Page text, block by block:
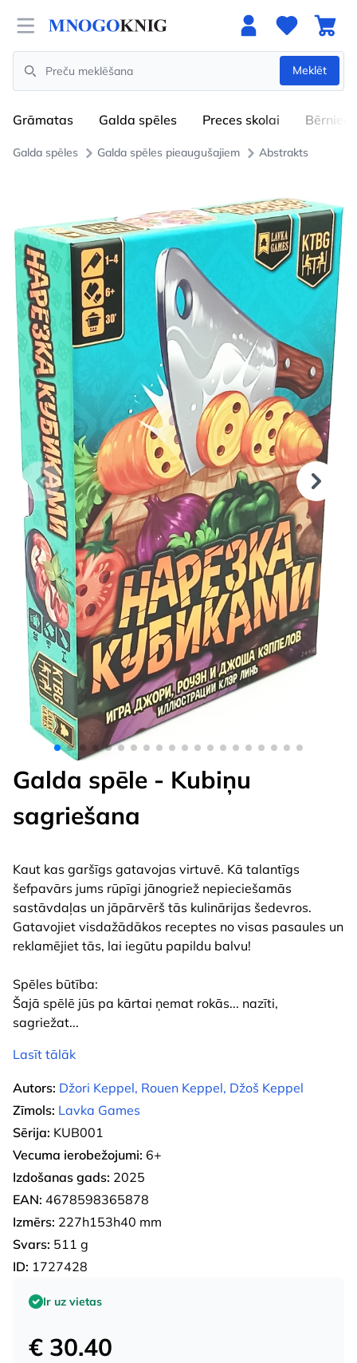
Open menu
Search
Meklēt
Grāmatas Galda spēles Preces skolai Bērniem
Galda spēles Galda spēles pieaugušajiem Abstrakts
Galda spēle - Kubiņu
sagriešana
Kaut kas garšīgs gatavojas virtuvē. Kā talantīgs
šefpavārs jums rūpīgi jānogriež nepieciešamās
sastāvdaļas un jāpārvērš tās kulinārijas šedevros.
Gatavojiet visdažādākos receptes no visas pasaules un
reklamējiet tās, lai iegūtu papildu balvu!
Spēles būtība:
Šajā spēlē jūs pa kārtai ņemat rokās... nazīti,
sagriežat...
Lasīt tālāk
Autors: Džori Keppel, Rouen Keppel, Džoš Keppel
Zīmols: Lavka Games
Sērija: KUB001
Vecuma ierobežojumi: 6+
Izdošanas gads: 2025
EAN: 4678598365878
Izmērs: 227h153h40 mm
Svars: 511 g
ID: 1727428
Ir uz vietas
€ 30.40